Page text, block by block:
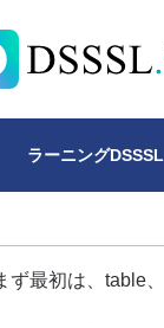
ラーニングDSSSL
最初は、table、